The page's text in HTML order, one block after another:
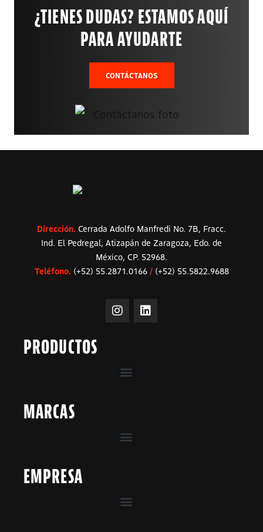
¿TIENES DUDAS? ESTAMOS AQUÍ
PARA AYUDARTE
CONTÁCTANOS
Dirección. Cerrada Adolfo Manfredi No. 7B, Fracc.
Ind. El Pedregal, Atizapán de Zaragoza, Edo. de
México, CP. 52968.
Teléfono. (+52) 55.2871.0166 /(+52) 55.5822.9688
PRODUCTOS
MARCAS
EMPRESA